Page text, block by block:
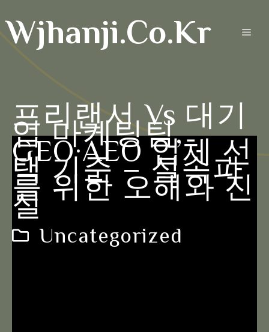
to
content
Wjhanji.co.kr
프리랜서 Vs 대기
업 마케팅팀,
GEO·AEO 업체 선
택 기준 – 실속파
를 위한 오해와 진
실
Uncategorized